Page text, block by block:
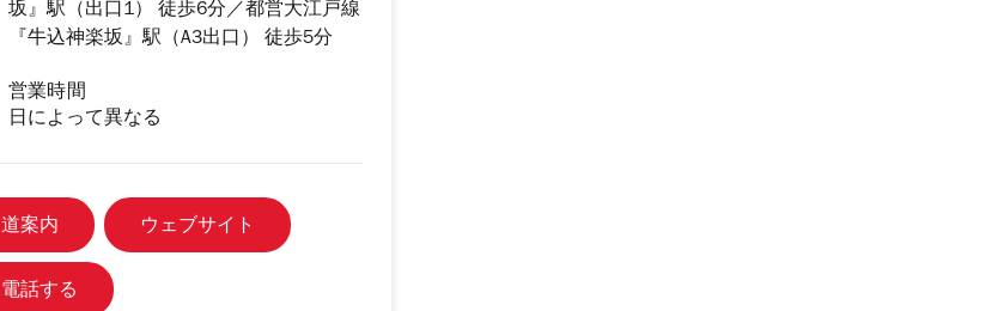
坂』駅（出口1） 徒歩6分／都営大江戸線
『牛込神楽坂』駅（A3出口） 徒歩5分
営業時間
日によって異なる
道案内 ウェブサイト
電話する